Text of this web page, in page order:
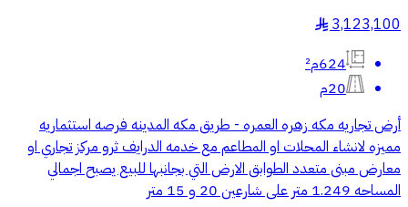
3,123,100
§
624م²
20م
أرض تجاريه مكه زهره العمره - طريق مكه المدينه فرصه استثماريه
مميزه لانشاء المحلات او المطاعم مع خدمه الدرايف ثرو مركز تجاري او
معارض مبنى متعدد الطوابق الارض التي بجانبها للبيع يصبح اجمالي
المساحه 1.249 متر على شارعين 20 و 15 متر